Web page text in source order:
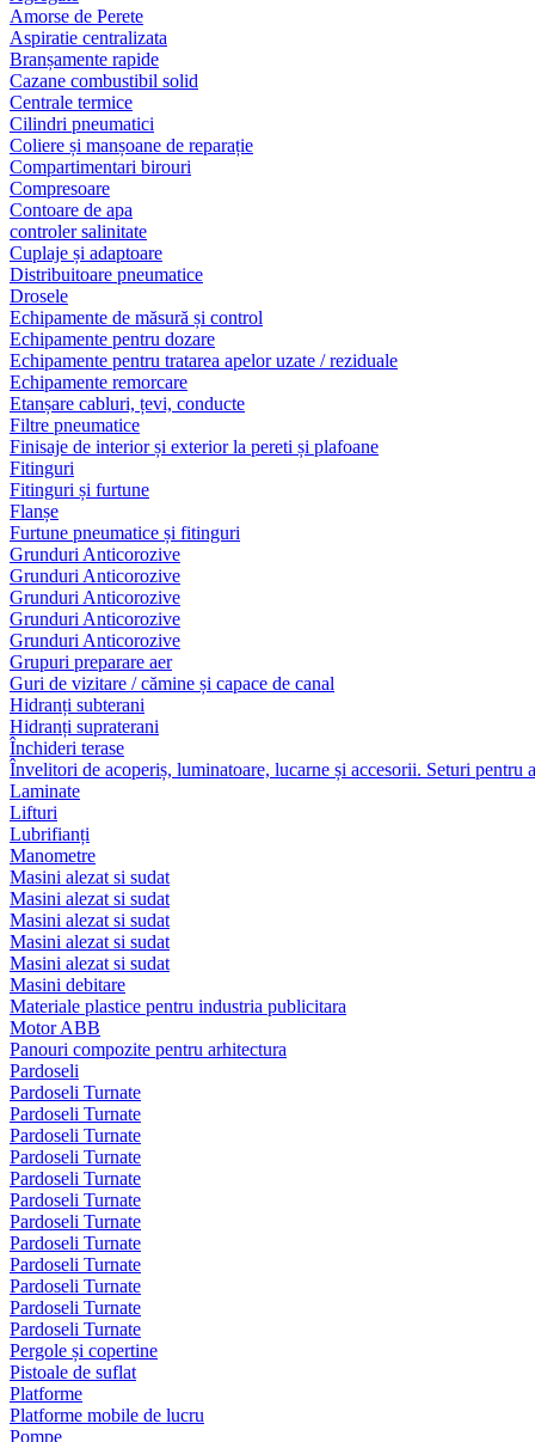
Amorse de Perete
Aspiratie centralizata
Branșamente rapide
Cazane combustibil solid
Centrale termice
Cilindri pneumatici
Coliere și manșoane de reparație
Compartimentari birouri
Compresoare
Contoare de apa
controler salinitate
Cuplaje și adaptoare
Distribuitoare pneumatice
Drosele
Echipamente de măsură și control
Echipamente pentru dozare
Echipamente pentru tratarea apelor uzate / reziduale
Echipamente remorcare
Etanșare cabluri, țevi, conducte
Filtre pneumatice
Finisaje de interior și exterior la pereti și plafoane
Fitinguri
Fitinguri și furtune
Flanșe
Furtune pneumatice și fitinguri
Grunduri Anticorozive
Grunduri Anticorozive
Grunduri Anticorozive
Grunduri Anticorozive
Grunduri Anticorozive
Grupuri preparare aer
Guri de vizitare / cămine și capace de canal
Hidranți subterani
Hidranți supraterani
Închideri terase
Învelitori de acoperiș, luminatoare, lucarne și accesorii. Seturi pentru
Laminate
Lifturi
Lubrifianți
Manometre
Masini alezat si sudat
Masini alezat si sudat
Masini alezat si sudat
Masini alezat si sudat
Masini alezat si sudat
Masini debitare
Materiale plastice pentru industria publicitara
Motor ABB
Panouri compozite pentru arhitectura
Pardoseli
Pardoseli Turnate
Pardoseli Turnate
Pardoseli Turnate
Pardoseli Turnate
Pardoseli Turnate
Pardoseli Turnate
Pardoseli Turnate
Pardoseli Turnate
Pardoseli Turnate
Pardoseli Turnate
Pardoseli Turnate
Pardoseli Turnate
Pergole și copertine
Pistoale de suflat
Platforme
Platforme mobile de lucru
Pompe